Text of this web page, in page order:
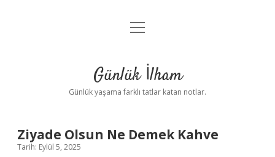
Anasayfa
Yasal Uyarı
menüyü
Günlük İlham
Günlük yaşama farklı tatlar katan notlar.
Ziyade Olsun Ne Demek Kahve
Tarih: Eylül 5, 2025